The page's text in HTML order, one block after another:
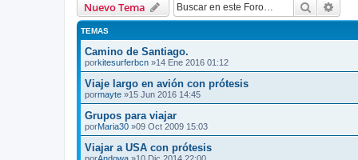
Nuevo Tema Buscar
TEMAS
Camino de Santiago.
porkitesurferbcn »14 Ene 2016 01:12
Viaje largo en avión con prótesis
pormayte »15 Jun 2016 14:45
Grupos para viajar
porMaria30 »09 Oct 2009 15:03
Viajar a USA con prótesis
porAndowa »10 Dic 2014 22:00